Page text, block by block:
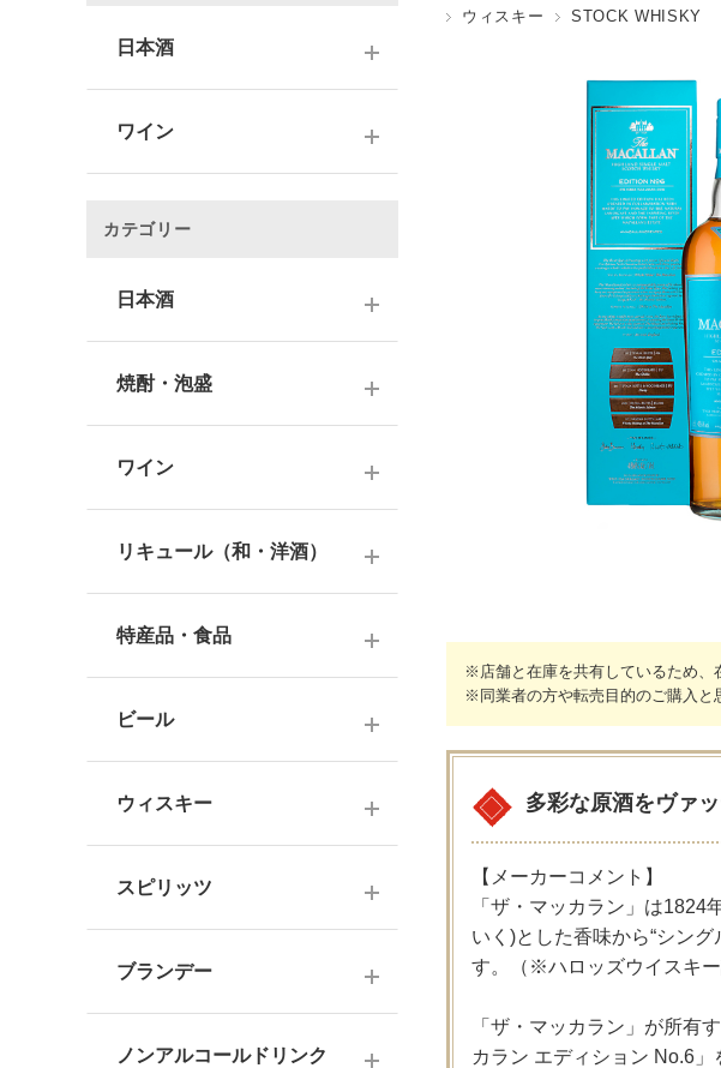
ウィスキー
STOCK WHISKY
※店舗と在庫を共有しているため、
※同業者の方や転売目的のご購入と
多彩な原酒をヴァ
【メーカーコメント】
「ザ・マッカラン」は
いく)とした香味から“シン
す。（※ハロッズウイスキー
「ザ・マッカラン」が所有
カラン エディション No.6」
日本酒
10,001円～
3000円台
4000円台
5000円台
ワイン
2,001～3,000円
3,001～5,000円
5,001～10,000円
カテゴリー
日本酒
大吟醸酒
純米吟醸酒
吟醸酒
普通酒
お燗酒
にごり酒・発泡・その他
中部・北陸の日本酒
焼酎・泡盛
芋焼酎
麦焼酎
米焼酎
黒糖焼酎
ワイン
ドイツワイン
海外産ワイン
赤ワイン
シャンパーニュ
スパークリングワイン
オレンジワイン
リキュール（和・洋酒）
果実酒・その他
シリーズで選ぶ
特産品・食品
おつまみ
健康志向・免疫力アップ
調味料
ビール
ウィスキー
その他ウイスキー
国産洋酒
スピリッツ
ラム
ブランデー
ノンアルコールドリンク